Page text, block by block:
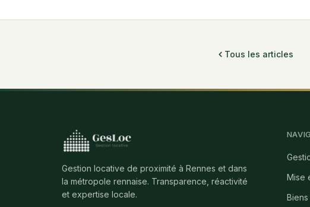
Tous les articles
Gestion locative de proximité à Rennes et dans
la métropole rennaise. Transparence, réactivité
et expertise locale.
Mise